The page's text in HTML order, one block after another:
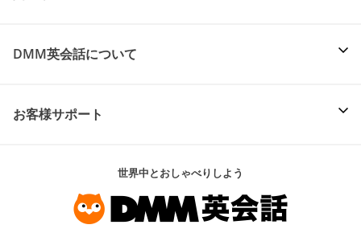
DMM英会話について
お客様サポート
世界中とおしゃべりしよう